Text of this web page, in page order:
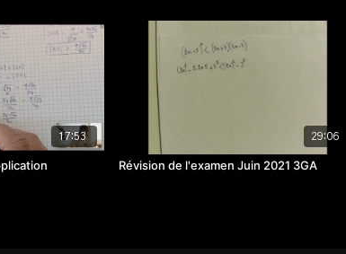
17:53 29:06
Révision de l'examen Juin 2021 3GA